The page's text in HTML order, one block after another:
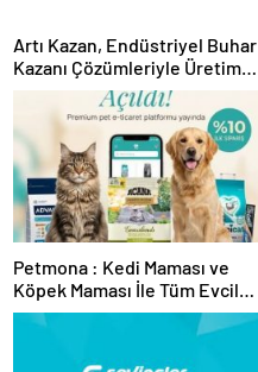
Artı Kazan, Endüstriyel Buhar
Kazanı Çözümleriyle Üretim
Tesislerine Verimli Sistemler
Sunuyor
Petmona : Kedi Maması ve
Köpek Maması İle Tüm Evcil
Hayvan Ürünleri